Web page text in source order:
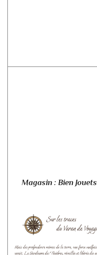
Magasin : Bien Jouets